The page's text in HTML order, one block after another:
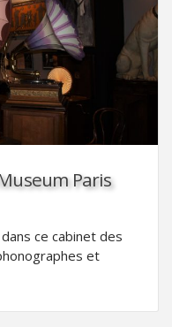
Paris
ce cabinet des
et